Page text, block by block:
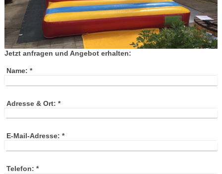
Jetzt anfragen und Angebot erhalten:
Name: *
Adresse & Ort: *
E-Mail-Adresse: *
Telefon: *